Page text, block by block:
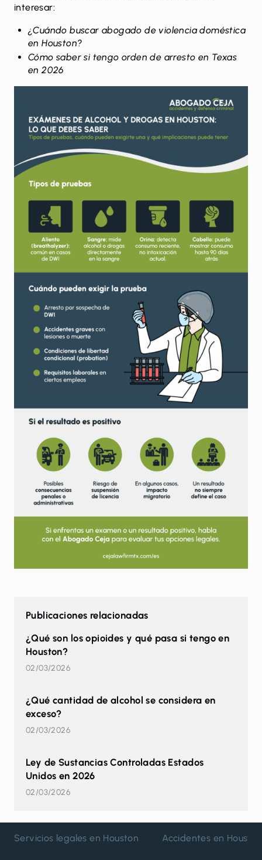
interesar:
¿Cuándo buscar abogado de violencia doméstica
en Houston?
Cómo saber si tengo orden de arresto en Texas
en 2026
Publicaciones relacionadas
¿Qué son los opioides y qué pasa si tengo en
Houston?
02/03/2026
¿Qué cantidad de alcohol se considera en
exceso?
02/03/2026
Ley de Sustancias Controladas Estados
Unidos en 2026
02/03/2026
Servicios legales en Houston Accidentes en Houston